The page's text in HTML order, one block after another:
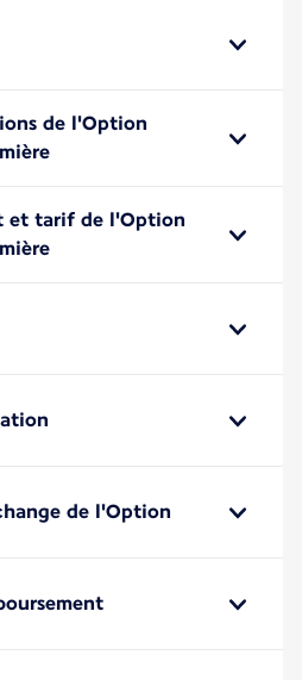
de l'Option
et tarif de l'Option
de l'Option